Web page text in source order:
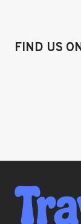
FIND US